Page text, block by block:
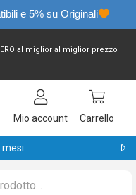
e 5% su Originali
al miglior al miglior prezzo
Mio account Carrello
mesi